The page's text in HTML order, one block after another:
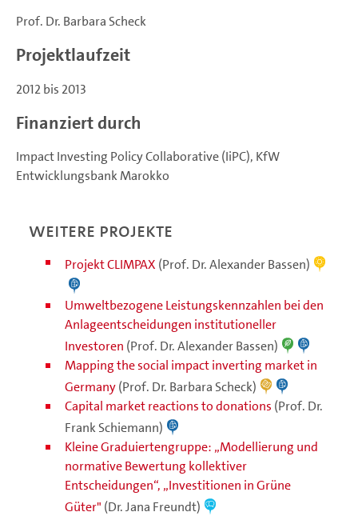
Prof. Dr. Barbara Scheck
Projektlaufzeit
2012 bis 2013
Finanziert durch
Impact Investing Policy Collaborative (IiPC), KfW
Entwicklungsbank Marokko
Weitere Projekte
Projekt CLIMPAX (Prof. Dr. Alexander Bassen)
Umweltbezogene Leistungskennzahlen bei den
Anlageentscheidungen institutioneller
Investoren (Prof. Dr. Alexander Bassen)
Mapping the social impact inverting market in
Germany(Prof. Dr. Barbara Scheck)
Capital market reactions to donations (Prof. Dr.
Frank Schiemann)
Kleine Graduiertengruppe: „Modellierung und
normative Bewertung kollektiver
Entscheidungen“, „Investitionen in Grüne
Güter" (Dr. Jana Freundt)